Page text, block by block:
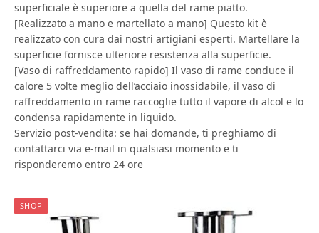
superficiale è superiore a quella del rame piatto.
[Realizzato a mano e martellato a mano] Questo kit è
realizzato con cura dai nostri artigiani esperti. Martellare la
superficie fornisce ulteriore resistenza alla superficie.
[Vaso di raffreddamento rapido] Il vaso di rame conduce il
calore 5 volte meglio dell’acciaio inossidabile, il vaso di
raffreddamento in rame raccoglie tutto il vapore di alcol e lo
condensa rapidamente in liquido.
Servizio post-vendita: se hai domande, ti preghiamo di
contattarci via e-mail in qualsiasi momento e ti
risponderemo entro 24 ore
SHOP